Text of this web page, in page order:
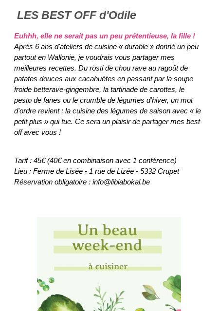
LES BEST OFF d'Odile
Euhhh, elle ne serait pas un peu prétentieuse, la fille !
Après 6 ans d'ateliers de cuisine « durable » donné un peu
partout en Wallonie, je voudrais vous partager mes
meilleures recettes. Du rösti de chou rave au ragoût de
patates douces aux cacahuètes en passant par la soupe
froide betterave-gingembre, la tartinade de carottes, le
pesto de fanes ou le crumble de légumes d'hiver, un mot
d'ordre revient : la cuisine des légumes de saison avec « le
petit plus » qui tue. Ce sera un plaisir de partager mes best
off avec vous !
Tarif : 45€ (40€ en combinaison avec 1 conférence)
Lieu : Ferme de Lisée - 1 rue de Lizée - 5332 Crupet
Réservation obligatoire : info@libiabokal.be